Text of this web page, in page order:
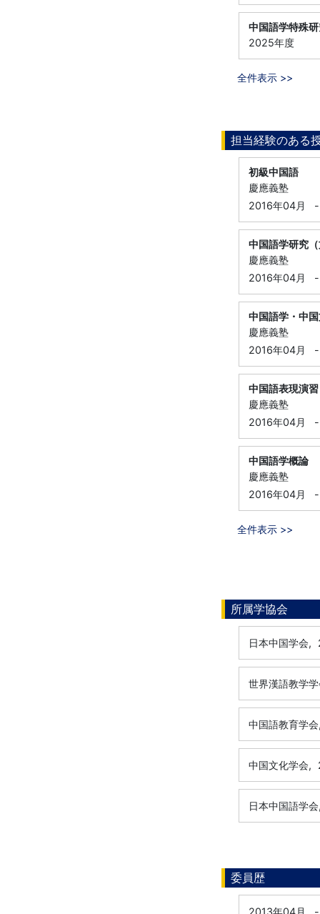
中国語学特殊
2025年度
全件表示 >>
担当経験のある
初級中国語
慶應義塾
2016年04月
-
中国語学研究
慶應義塾
2016年04月
-
中国語学・中
慶應義塾
2016年04月
-
中国語表現演習
慶應義塾
2016年04月
-
中国語学概論
慶應義塾
2016年04月
-
全件表示 >>
所属学協会
日本中国学会,
世界漢語教学
中国語教育学
中国文化学会,
日本中国語学
委員歴